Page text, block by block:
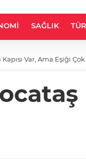
SAĞLIK
Kapısı Var, Ama Eşiği